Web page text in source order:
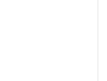
sur le plan